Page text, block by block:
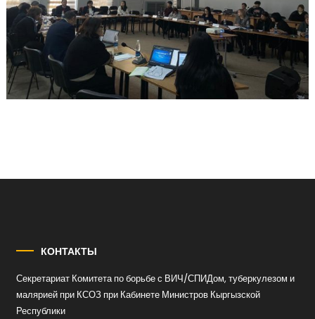
КОНТАКТЫ
Секретариат Комитета по борьбе с ВИЧ/СПИДом, туберкулезом и
малярией при КСОЗ при Кабинете Министров Кыргызской
Республики